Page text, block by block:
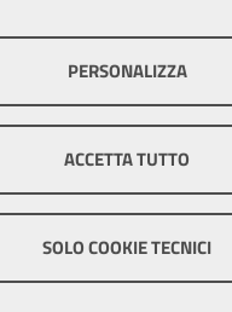
utente. Essi non
per scopi di
essere utilizzati senza
PERSONALIZZA
ACCETTA TUTTO
SOLO COOKIE TECNICI
Impostazioni Cookie